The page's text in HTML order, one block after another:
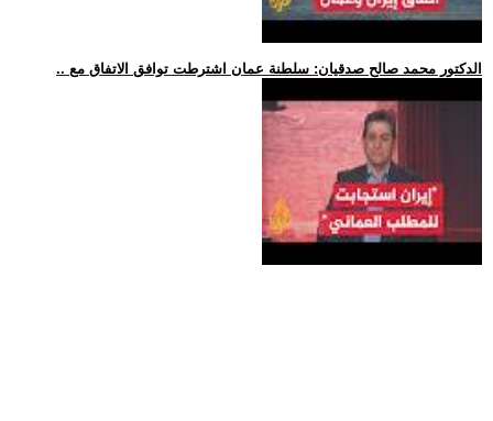
.. الدكتور محمد صالح صدقيان: سلطنة عمان اشترطت توافق الاتفاق مع